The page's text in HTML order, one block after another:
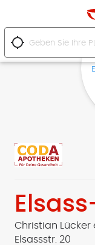
location_searching
Christian Lücker
Elsassstr. 20